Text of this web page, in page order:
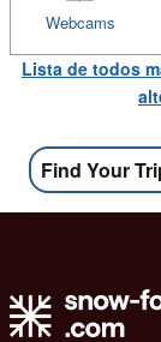
Webcams
Lista de todos
Find Your